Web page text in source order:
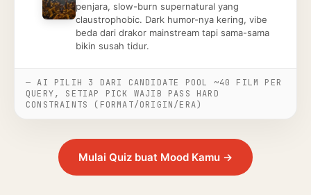
penjara, slow-burn supernatural yang
claustrophobic. Dark humor-nya kering, vibe
beda dari drakor mainstream tapi sama-sama
bikin susah tidur.
— AI PILIH 3 DARI CANDIDATE POOL ~40 FILM PER
QUERY, SETIAP PICK WAJIB PASS HARD
CONSTRAINTS (FORMAT/ORIGIN/ERA)
Mulai Quiz buat Mood Kamu →